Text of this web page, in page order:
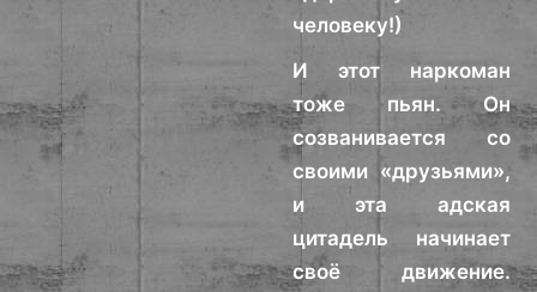
человеку!)
И этот наркоман
тоже пьян. Он
созванивается со
своими «друзьями»,
и эта адская
цитадель начинает
своё движение.